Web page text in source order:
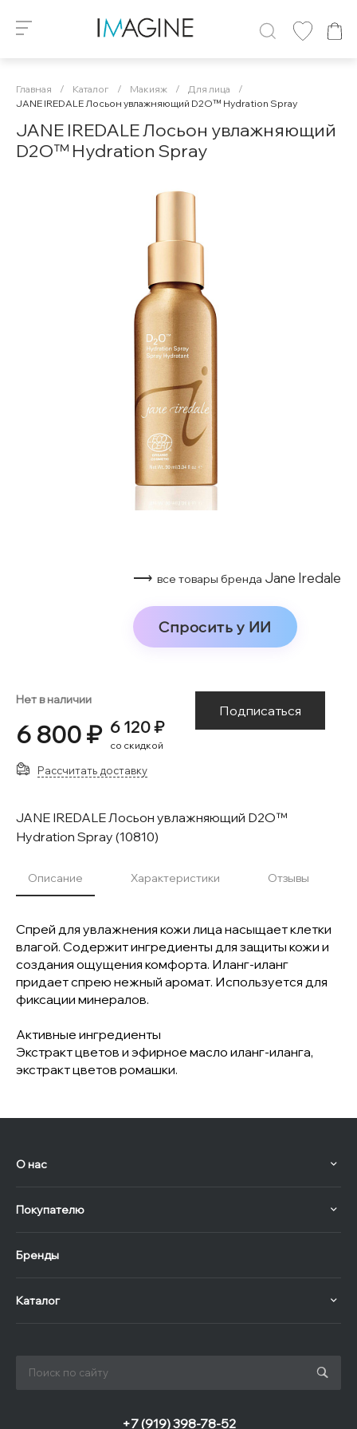
Главная / Каталог / Макияж / Для лица
/
JANE IREDALE Лосьон увлажняющий D2O™ Hydration Spray
JANE IREDALE Лосьон увлажняющий
D2O™ Hydration Spray
⟶ все товары бренда Jane Iredale
Спросить у ИИ
Нет в наличии
6 800 ₽ 6 120 ₽
со скидкой
Подписаться
Рассчитать доставку
JANE IREDALE Лосьон увлажняющий D2O™
Hydration Spray (10810)
Описание Характеристики Отзывы
Спрей для увлажнения кожи лица насыщает клетки
влагой. Содержит ингредиенты для защиты кожи и
создания ощущения комфорта. Иланг-иланг
придает спрею нежный аромат. Используется для
фиксации минералов.
Активные ингредиенты
Экстракт цветов и эфирное масло иланг-иланга,
экстракт цветов ромашки.
О нас
Покупателю
Бренды
Каталог
+7 (919) 398-78-52